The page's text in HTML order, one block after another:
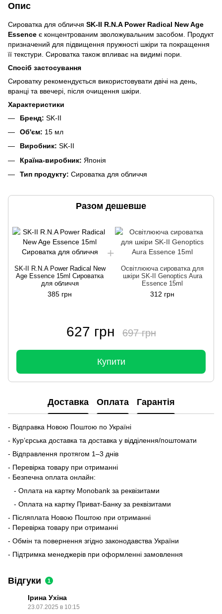
Опис
Сироватка для обличчя SK-II R.N.A Power Radical New Age
Essence є концентрованим зволожувальним засобом. Продукт
призначений для підвищення пружності шкіри та покращення
її текстури. Сироватка також впливає на видимі пори.
Спосіб застосування
Сироватку рекомендується використовувати двічі на день,
вранці та ввечері, після очищення шкіри.
Характеристики
Бренд: SK-II
Об'єм: 15 мл
Виробник: SK-II
Країна-виробник: Японія
Тип продукту: Сироватка для обличчя
Разом дешевше
SK-II R.N.A Power Radical New
Age Essence 15ml Сироватка
для обличчя
385 грн
Освітлююча сироватка для
шкіри SK-II Genoptics Aura
Essence 15ml
312 грн
627 грн 697 грн
Купити
Доставка Оплата Гарантія
- Відправка Новою Поштою по Україні
- Кур’єрська доставка та доставка у відділення/поштомати
- Відправлення протягом 1–3 днів
- Перевірка товару при отриманні
- Безпечна оплата онлайн:
- Оплата на картку Monobank за реквізитами
- Оплата на картку Приват-Банку за реквізитами
- Післяплата Новою Поштою при отриманні
- Перевірка товару при отриманні
- Обмін та повернення згідно законодавства України
- Підтримка менеджерів при оформленні замовлення
Відгуки 1
Ірина Ухіна
23.07.2025 в 10:15